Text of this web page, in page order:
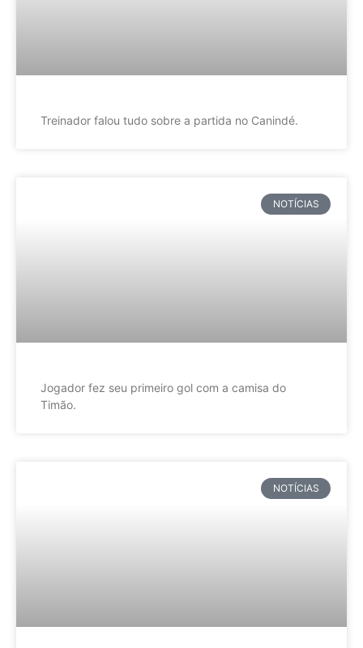
Treinador falou tudo sobre a partida no Canindé.
NOTÍCIAS
Jogador fez seu primeiro gol com a camisa do
Timão.
NOTÍCIAS